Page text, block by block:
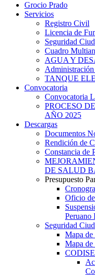
Grocio Prado
Servicios
Registro Civil
Licencia de
Seguridad
Cuadro
AGUA Y
TANQUE
Convocatoria
Convocatoria
PROCESO
AÑO 2025
Descargas
Documentos
Rendición de
Constancia de
DE SALUD
Presupuesto
Oficio
Peruano
Seguridad
Mapa
Mapa de